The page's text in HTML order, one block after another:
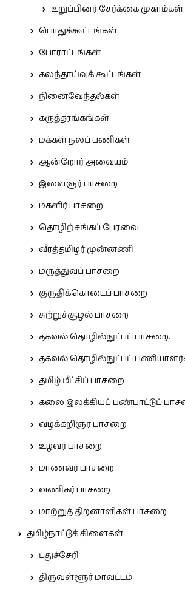
உறுப்பினர் சேர்க்கை முகாம்கள்
பொதுக்கூட்டங்கள்
போராட்டங்கள்
கலந்தாய்வுக் கூட்டங்கள்
நினைவேந்தல்கள்
கருத்தரங்கங்கள்
மக்கள் நலப் பணிகள்
ஆன்றோர் அவையம்
இளைஞர் பாசறை
மகளிர் பாசறை
தொழிற்சங்கப் பேரவை
வீரத்தமிழர் முன்னணி
மருத்துவப் பாசறை
குருதிக்கொடைப் பாசறை
சுற்றுச்சூழல் பாசறை
தகவல் தொழில்நுட்பப் பாசறை.
தகவல் தொழில்நுட்பப்
தமிழ் மீட்சிப் பாசறை
கலை இலக்கியப் பண்பாட்டுப்
வழக்கறிஞர் பாசறை
உழவர் பாசறை
மாணவர் பாசறை
வணிகர் பாசறை
மாற்றுத் திறனாளிகள் பாசறை
தமிழ்நாட்டுக் கிளைகள்
புதுச்சேரி
திருவள்ளூர் மாவட்டம்